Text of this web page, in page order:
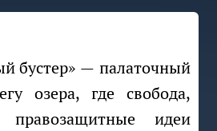
озера, где свобода,
правозащитные идеи